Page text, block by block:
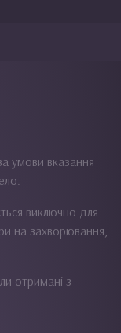
умови вказання
виключно для
на захворювання,
отримані з